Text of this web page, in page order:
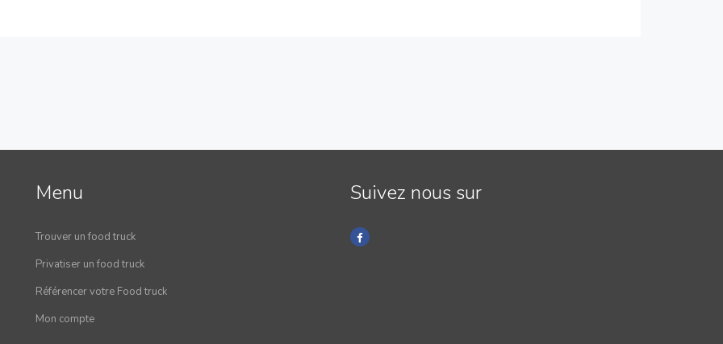
Menu
Trouver un food truck
Privatiser un food truck
Référencer votre Food truck
Mon compte
Suivez nous sur